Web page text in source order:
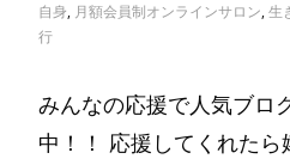
自身, 月額会員制オンラインサロン,生
行
みんなの応援で人気ブロ
中！！ 応援してくれた